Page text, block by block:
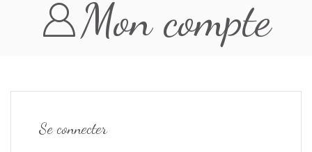
Mon compte
Se connecter